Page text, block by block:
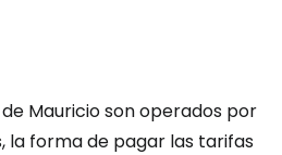
Mauricio son operados por
la forma de pagar las tarifas